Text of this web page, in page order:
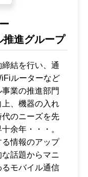
推進グループ
結を行い、通
ルーターなど
業の推進部門
、機器の入れ
のニーズを先
余年・・・。
情報のアップ
話題からマニ
モバイル通信